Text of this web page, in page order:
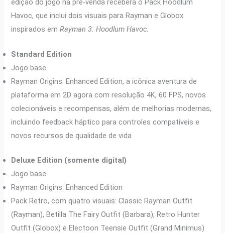
Havoc, que inclui dois visuais para Rayman e Globox
inspirados emRayman 3: Hoodlum Havoc
Standard Edition
Jogo base
Rayman Origins: Enhanced Edition, a icônica aventura de
plataforma em 2D agora com resolução 4K, 60 FPS, novos
colecionáveis e recompensas, além de melhorias modernas,
incluindo feedback háptico para controles compatíveis e
novos recursos de qualidade de vida
Deluxe Edition (somente digital)
Jogo base
Rayman Origins: Enhanced Edition
Pack Retro, com quatro visuais: Classic Rayman Outfit
(Rayman), Betilla The Fairy Outfit (Barbara), Retro Hunter
Outfit (Globox) e Electoon Teensie Outfit (Grand Minimus)